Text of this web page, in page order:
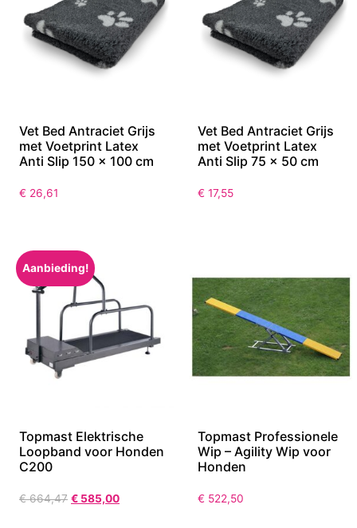
Vet Bed Antraciet Grijs
met Voetprint Latex
Anti Slip 150 x 100 cm
€ 26,61
Vet Bed Antraciet Grijs
met Voetprint Latex
Anti Slip 75 x 50 cm
€ 17,55
Aanbieding!
Topmast Elektrische
Loopband voor Honden
C200
€664,47 € 585,00
Topmast Professionele
Wip – Agility Wip voor
Honden
€ 522,50